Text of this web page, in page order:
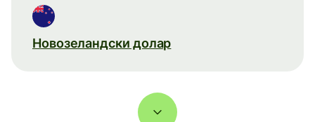
Новозеландски долар